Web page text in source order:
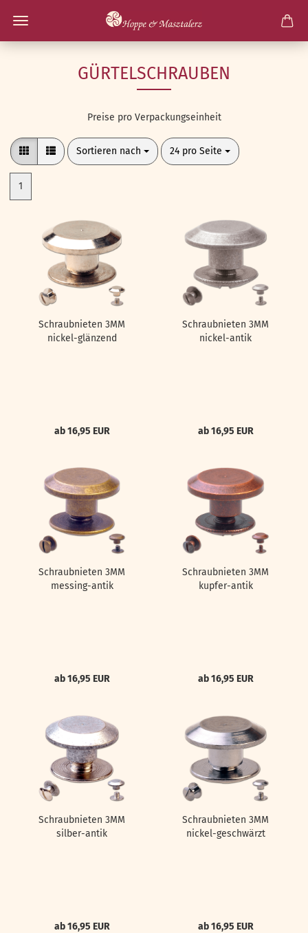
GÜRTELSCHRAUBEN
Preise pro Verpackungseinheit
Sortieren nach
Sortieren nach 24 pro Seite
pro Seite
1
Schraubnieten 3MM
nickel-glänzend
ab 16,95 EUR
Schraubnieten 3MM
nickel-antik
ab 16,95 EUR
Schraubnieten 3MM
messing-antik
ab 16,95 EUR
Schraubnieten 3MM
kupfer-antik
ab 16,95 EUR
Schraubnieten 3MM
silber-antik
ab 16,95 EUR
Schraubnieten 3MM
nickel-geschwärzt
ab 16,95 EUR